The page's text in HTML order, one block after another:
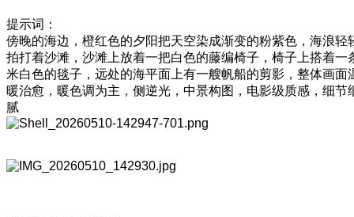
提示词：
傍晚的海边，橙红色的夕阳把天空染成渐变的粉紫色，海浪轻
拍打着沙滩，沙滩上放着一把白色的藤编椅子，椅子上搭着一
米白色的毯子，远处的海平面上有一艘帆船的剪影，整体画面
暖治愈，暖色调为主，侧逆光，中景构图，电影级质感，细节
腻